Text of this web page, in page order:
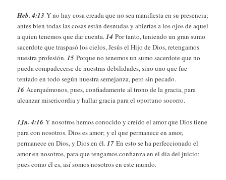
Heb. 4:13Y no hay cosa creada que no sea manifiesta en su presencia;
antes bien todas las cosas están desnudas y abiertas a los ojos de aquel
a quien tenemos que dar cuenta.14Por tanto, teniendo un gran sumo
sacerdote que traspasó los cielos, Jesús el Hijo de Dios, retengamos
nuestra profesión.15Porque no tenemos un sumo sacerdote que no
pueda compadecerse de nuestras debilidades, sino uno que fue
tentado en todo según nuestra semejanza, pero sin pecado.
16Acerquémonos, pues, confiadamente al trono de la gracia, para
alcanzar misericordia y hallar gracia para el oportuno socorro.
1Jn. 4:16Y nosotros hemos conocido y creído el amor que Dios tiene
para con nosotros. Dios es amor; y el que permanece en amor,
permanece en Dios, y Dios en él. 17En esto se ha perfeccionado el
amor en nosotros, para que tengamos confianza en el día del juicio;
pues como él es, así somos nosotros en este mundo.